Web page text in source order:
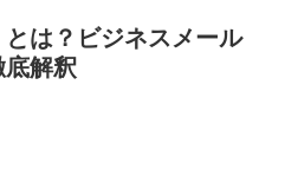
とは？ビジネスメール
底解釈